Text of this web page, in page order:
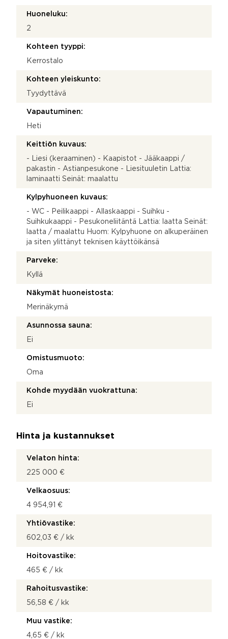
Huoneluku:
2
Kohteen tyyppi:
Kerrostalo
Kohteen yleiskunto:
Tyydyttävä
Vapautuminen:
Heti
Keittiön kuvaus:
- Liesi (keraaminen) - Kaapistot - Jääkaappi /
pakastin - Astianpesukone - Liesituuletin Lattia:
laminaatti Seinät: maalattu
Kylpyhuoneen kuvaus:
- WC - Peilikaappi - Allaskaappi - Suihku -
Suihkukaappi - Pesukoneliitäntä Lattia: laatta Seinät:
laatta / maalattu Huom: Kylpyhuone on alkuperäinen
ja siten ylittänyt teknisen käyttöikänsä
Parveke:
Kyllä
Näkymät huoneistosta:
Merinäkymä
Asunnossa sauna:
Ei
Omistusmuoto:
Oma
Kohde myydään vuokrattuna:
Ei
Hinta ja kustannukset
Velaton hinta:
225 000 €
Velkaosuus:
4 954,91 €
Yhtiövastike:
602,03 € / kk
Hoitovastike:
465 € / kk
Rahoitusvastike:
56,58 € / kk
Muu vastike:
4,65 € / kk